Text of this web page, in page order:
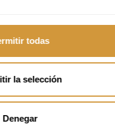
todas
la selección
Denegar
Culinarias de
experiencia en formación,